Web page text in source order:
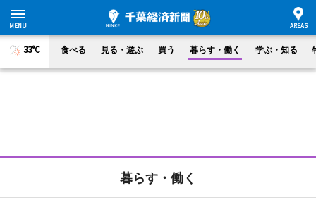
33°C 食べる 見る・遊ぶ 買う 暮らす・働く 学ぶ・知る
暮らす・働く